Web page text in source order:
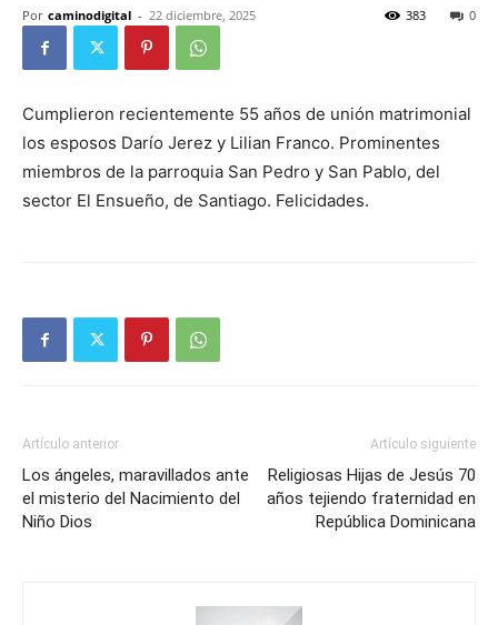
Por caminodigital - 22 diciembre, 2025 0
383
Cumplieron recientemente 55 años de unión matrimonial
los esposos Darío Jerez y Lilian Franco. Prominentes
miembros de la parroquia San Pedro y San Pablo, del
sector El Ensueño, de Santiago. Felicidades.
Artículo anterior
Los ángeles, maravillados ante
el misterio del Nacimiento del
Niño Dios
Artículo siguiente
Religiosas Hijas de Jesús 70
años tejiendo fraternidad en
República Dominicana